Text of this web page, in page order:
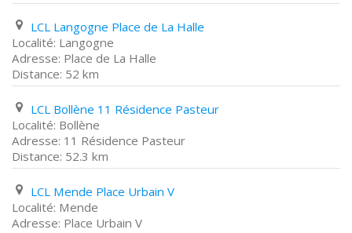
LCL Langogne Place de La Halle
Langogne
Place de La Halle
52 km
LCL Bollène 11 Résidence Pasteur
Bollène
11 Résidence Pasteur
52.3 km
LCL Mende Place Urbain V
Mende
Place Urbain V